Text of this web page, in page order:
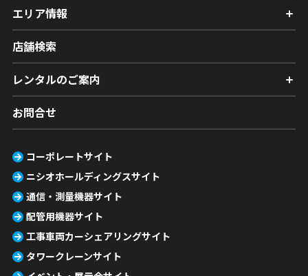
エリア情報
店舗検索
レンタルのご案内
お問合せ
コーポレートサイト
ニシオホールディングスサイト
通信・測量機器サイト
配管用機器サイト
工事車両カーシェアリングサイト
タワークレーンサイト